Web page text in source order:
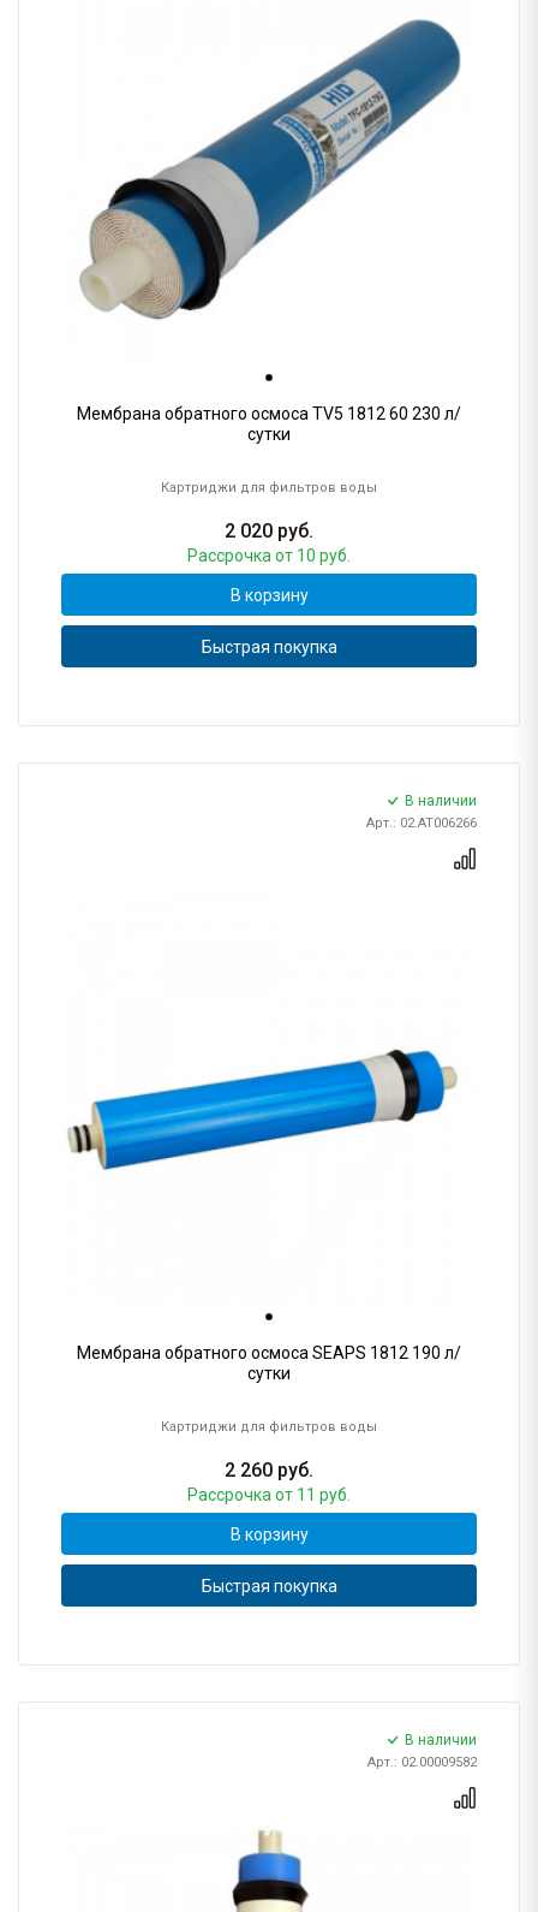
Мембрана обратного осмоса TV5 1812 60 230 л/
сутки
Картриджи для фильтров воды
2 020 руб.
Рассрочка от 10 руб.
В корзину
Быстрая покупка
В наличии
Арт.: 02.AT006266
Мембрана обратного осмоса SEAPS 1812 190 л/
сутки
Картриджи для фильтров воды
2 260 руб.
Рассрочка от 11 руб.
В корзину
Быстрая покупка
В наличии
Арт.: 02.00009582